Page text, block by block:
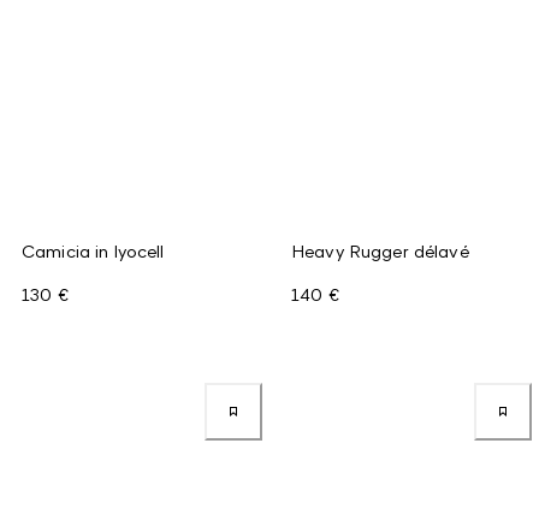
Camicia in lyocell
130 €
Heavy Rugger délavé
140 €